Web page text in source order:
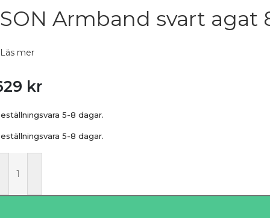
SON Armband svart agat
Läs mer
kr
5-8 dagar.
5-8 dagar.